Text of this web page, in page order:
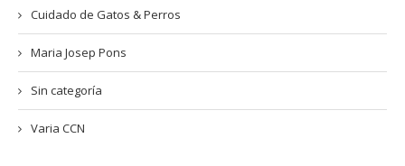
Cuidado de Gatos & Perros
Maria Josep Pons
Sin categoría
Varia CCN